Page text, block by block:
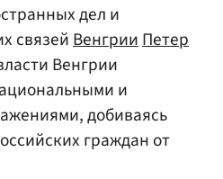
дел и
связейВенгрииПетер
Венгрии
и
добиваясь
граждан от